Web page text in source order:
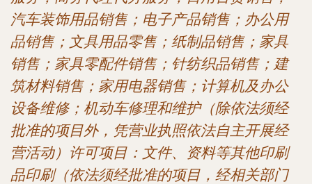
汽车装饰用品销售；电子产品销售；办公用
品销售；文具用品零售；纸制品销售；家具
销售；家具零配件销售；针纺织品销售；建
筑材料销售；家用电器销售；计算机及办公
设备维修；机动车修理和维护（除依法须经
批准的项目外，凭营业执照依法自主开展经
营活动）许可项目：文件、资料等其他印刷
品印刷（依法须经批准的项目，经相关部门